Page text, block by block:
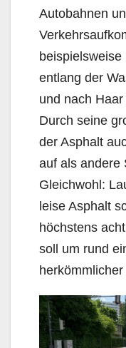
Autobahnen
entlang der
und nach
Durch seine
der Asphalt
auf als andere
Gleichwohl:
leise Asphalt
höchstens
soll um rund
herkömmlicher